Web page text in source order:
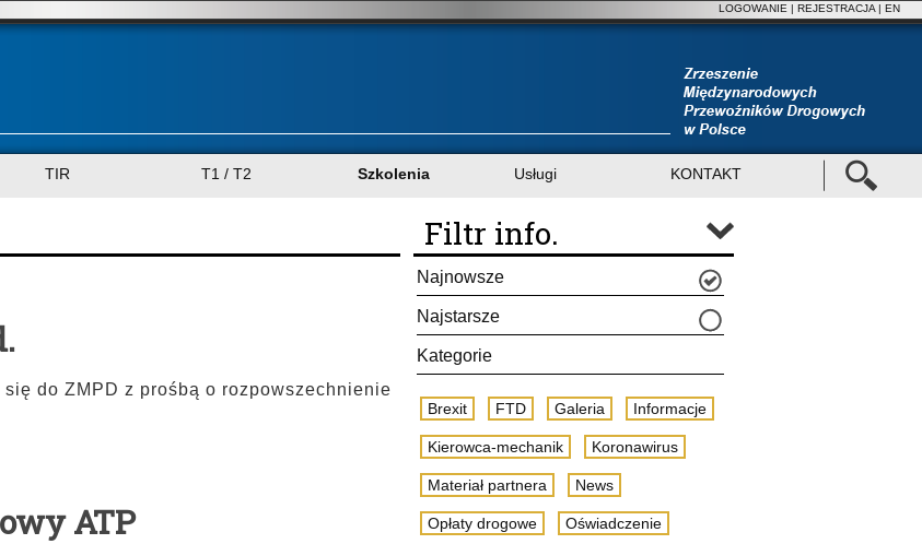
LOGOWANIE | REJESTRACJA | EN
TIR T1 / T2 Szkolenia Usługi KONTAKT
do ZMPD z prośbą o rozpowszechnienie
ATP
Filtr info.
Najnowsze
Najstarsze
Kategorie
Brexit FTD Galeria Informacje
Kierowca-mechanik Koronawirus
Materiał partnera News
Opłaty drogowe Oświadczenie